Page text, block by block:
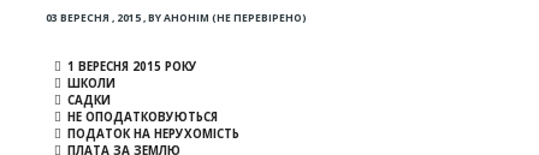
03 ВЕРЕСНЯ , 2015,BYАНОНІМ (НЕ ПЕРЕВІРЕНО)
1 ВЕРЕСНЯ 2015 РОКУ
ШКОЛИ
САДКИ
НЕ ОПОДАТКОВУЮТЬСЯ
ПОДАТОК НА НЕРУХОМІСТЬ
ПЛАТА ЗА ЗЕМЛЮ